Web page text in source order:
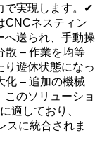
で実現します。✔
CNCネスティン
へ送られ、手動操
散 – 作業を均等
り遊休状態になっ
化 – 追加の機械
のソリューショ
適しており、
スに統合されま